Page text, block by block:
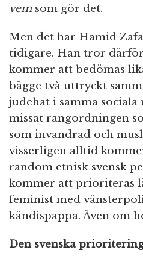
vem som gör det.
Men det har Hamid
tidigare. Han tror
kommer att bedömas
bägge två uttryckt
judehat i samma
missat rangordningen
som invandrad och
visserligen alltid
random etnisk svensk
kommer att prioriteras
feminist med
kändispappa. Även om
Den svenska